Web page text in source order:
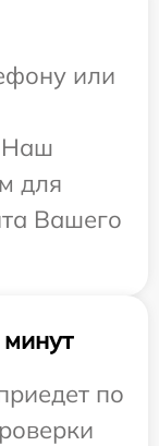
или
Наш
для
Вашего
по